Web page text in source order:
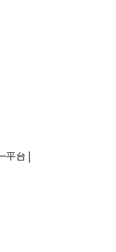
平台 |